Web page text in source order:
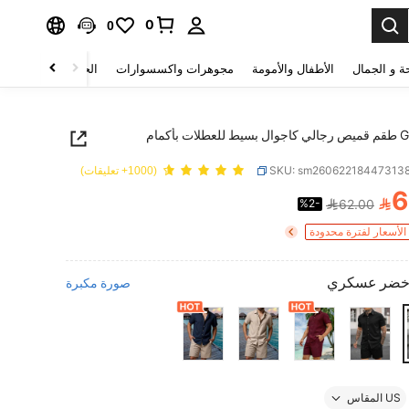
0
0
و الجمال الأطفال والأمومة مجوهرات واكسسوارات الحقائب والأمتعة
Genlund طقم قميص رجالي كاجوال بسيط للعطلات بأكمام
SKU: (1000+ تعليقات)
PRICE AND 
62.00
%2-
لفترة محدودة
عسكري صورة مكبرة
US المقاس